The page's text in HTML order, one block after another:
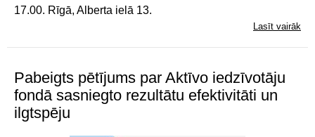
17.00. Rīgā, Alberta ielā 13.
Lasīt vairāk
Pabeigts pētījums par Aktīvo iedzīvotāju
fondā sasniegto rezultātu efektivitāti un
ilgtspēju